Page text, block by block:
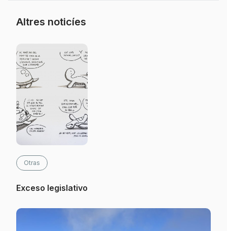
Altres noticíes
Otras
Exceso legislativo